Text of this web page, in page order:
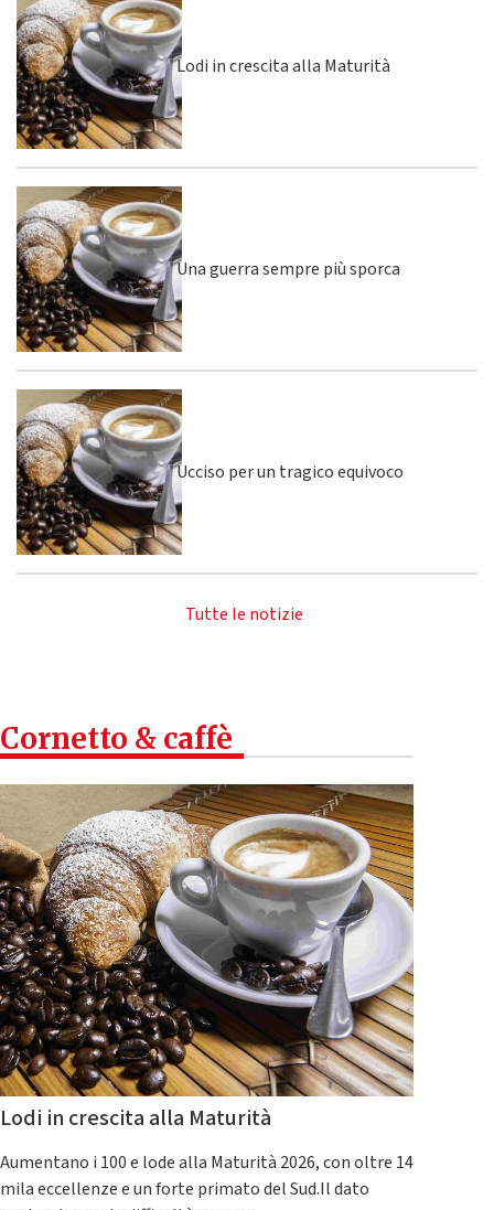
Lodi in crescita alla Maturità
Una guerra sempre più sporca
Ucciso per un tragico equivoco
Tutte le notizie
Cornetto & caffè
Lodi in crescita alla Maturità
Aumentano i 100 e lode alla Maturità 2026, con oltre 14
mila eccellenze e un forte primato del Sud.Il dato